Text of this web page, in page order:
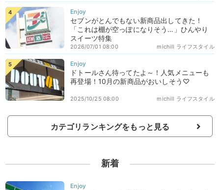
セブンがとんでもない新商品出してきた！
「これは棚が空っぽになりそう…」ひんやり
スイーツ特集
michill ライフスタイル
2026/07/01 08:00
ドトールさん待ってたよ～！人気メニューも
再登場！10月の新商品がおいしそう♡
michill ライフスタイル
2025/10/25 08:00
カテゴリランキングをもっと見る
新着